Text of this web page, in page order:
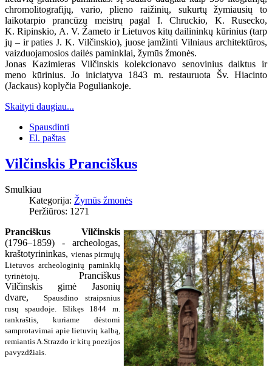
chromolitografijų, vario, plieno raižinių, sukurtų žymiausių to
laikotarpio prancūzų meistrų pagal I. Chruckio, K. Rusecko,
K. Ripinskio, A. V. Žameto ir Lietuvos kitų dailininkų kūrinius (tarp
jų – ir paties J. K. Vilčinskio), juose įamžinti Vilniaus architektūros,
vaizduojamosios dailės paminklai, žymūs žmonės.
Jonas Kazimieras Vilčinskis kolekcionavo senovinius daiktus ir
meno kūrinius. Jo iniciatyva 1843 m. restauruota Šv. Hiacinto
(Jackaus) koplyčia Poguliankoje.
Skaityti daugiau...
Spausdinti
El. paštas
Vilčinskis Pranciškus
Smulkiau
Kategorija: Žymūs žmonės
Peržiūros: 1271
Pranciškus Vilčinskis
(1796–1859) - archeologas,
kraštotyrininkas, vienas pirmųjų
Lietuvos archeologinių paminklų
tyrinėtojų.
Pranciškus
Vilčinskis gimė Jasonių
dvare, Spausdino straipsnius
rusų spaudoje. Išlikęs 1844 m.
rankraštis, kuriame dėstomi
samprotavimai apie lietuvių kalbą,
remiantis A.Strazdo ir kitų poezijos
pavyzdžiais.